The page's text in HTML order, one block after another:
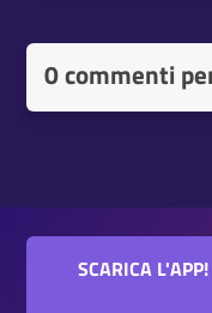
0 commenti
SCARICA L'APP!